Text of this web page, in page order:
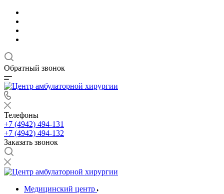
Обратный звонок
Телефоны
+7 (4942) 494-131
+7 (4942) 494-132
Заказать звонок
Медицинский центр